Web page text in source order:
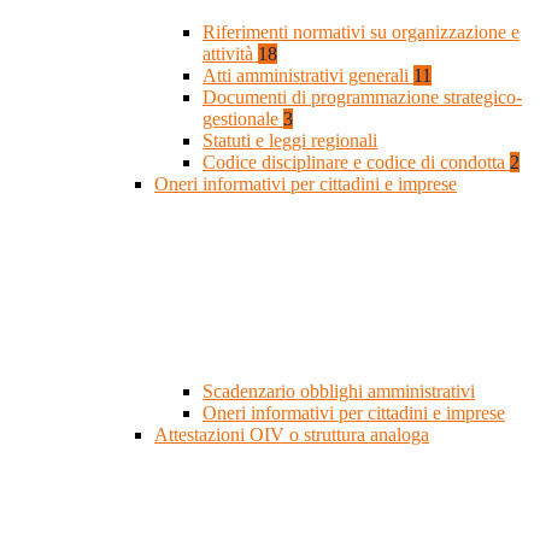
Riferimenti normativi su organizzazione e
attività 18
Atti amministrativi generali 11
Documenti di programmazione strategico-
gestionale 3
Statuti e leggi regionali
Codice disciplinare e codice di condotta 2
Oneri informativi per cittadini e imprese
Scadenzario obblighi amministrativi
Oneri informativi per cittadini e imprese
Attestazioni OIV o struttura analoga